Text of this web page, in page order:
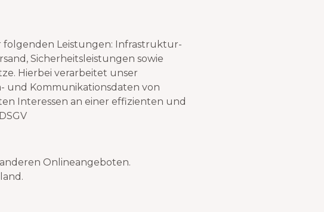
Leistungen: Infrastruktur-
Sicherheitsleistungen sowie
Hierbei verarbeitet unser
und Kommunikationsdaten von
Interessen an einer effizienten und
Onlineangeboten.